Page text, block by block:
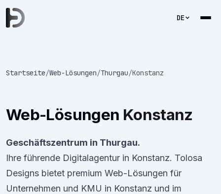
DE
Startseite/Web-Lösungen/Thurgau/Konstanz
Web-Lösungen Konstanz
Geschäftszentrum in Thurgau.
Ihre führende Digitalagentur in Konstanz. Tolosa
Designs bietet premium Web-Lösungen für
Unternehmen und KMU in Konstanz und im